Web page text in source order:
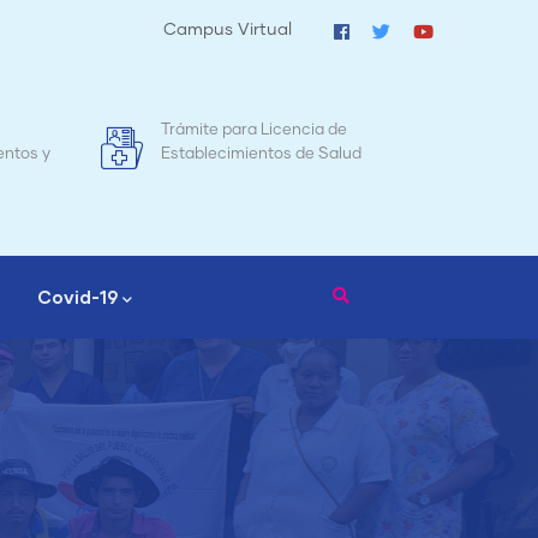
Campus Virtual
Licencia de
de Salud
Mapa de Mortalidad Materna en
Nicaragua
Covid-19